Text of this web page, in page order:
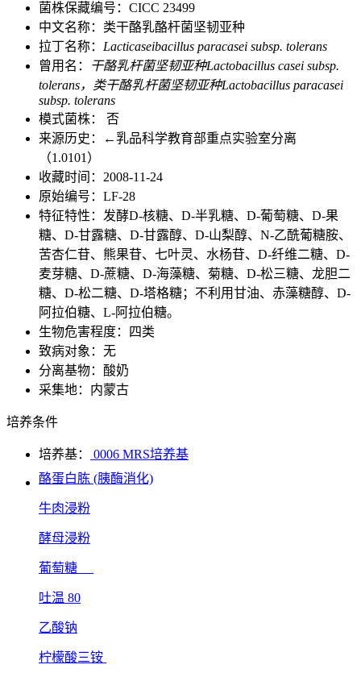
菌株保藏编号：CICC 23499
中文名称：类干酪乳酪杆菌坚韧亚种
拉丁名称： Lacticaseibacillus paracasei subsp. tolerans
曾用名：
干酪乳杆菌坚韧亚种Lactobacillus casei subsp.
tolerans，类干酪乳杆菌坚韧亚种Lactobacillus paracasei
subsp. tolerans
模式菌株： 否
来源历史：←乳品科学教育部重点实验室分离
（1.0101）
收藏时间：2008-11-24
原始编号：LF-28
特征特性：发酵D-核糖、D-半乳糖、D-葡萄糖、D-果
糖、D-甘露糖、D-甘露醇、D-山梨醇、N-乙酰葡糖胺、
苦杏仁苷、熊果苷、七叶灵、水杨苷、D-纤维二糖、D-
麦芽糖、D-蔗糖、D-海藻糖、菊糖、D-松三糖、龙胆二
糖、D-松二糖、D-塔格糖；不利用甘油、赤藻糖醇、D-
阿拉伯糖、L-阿拉伯糖。
生物危害程度：四类
致病对象：无
分离基物：酸奶
采集地：内蒙古
培养条件
培养基：
0006 MRS培养基
酪蛋白胨 (胰酶消化)
牛肉浸粉
酵母浸粉
葡萄糖
吐温 80
乙酸钠
柠檬酸三铵